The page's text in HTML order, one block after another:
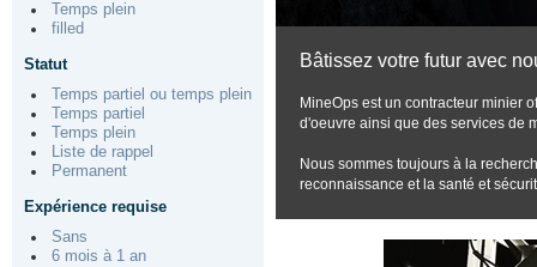
Temps plein
filled
Statut
Temps partiel ou temps plein
Temps partiel
Temps plein
Liste de rappel
Permanent
Expérience requise
Sans
6 mois à 1 an
Bâtissez votre futur avec
MineOps est un contracteur minier
d'oeuvre ainsi que des services de
Nous sommes toujours à la
reconnaissance et la santé et